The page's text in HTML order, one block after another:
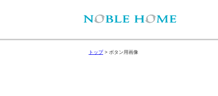
トップ> ボタン用画像